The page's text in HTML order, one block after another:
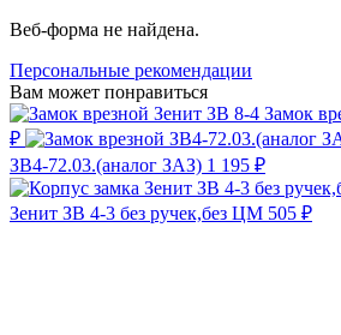
Веб-форма не найдена.
Персональные рекомендации
Вам может понравиться
Замок
₽
ЗВ4-72.03.(аналог ЗАЗ) 1 195 ₽
Зенит ЗВ 4-3 без ручек,без ЦМ 505 ₽